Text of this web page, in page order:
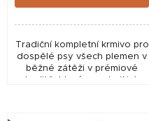
Tradiční kompletní krmivo pro
dospělé psy všech plemen v
běžné zátěži v prémiové
kvalitě, které uspokojí jak